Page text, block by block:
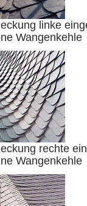
linke
Wangenkehle
rechte
Wangenkehle